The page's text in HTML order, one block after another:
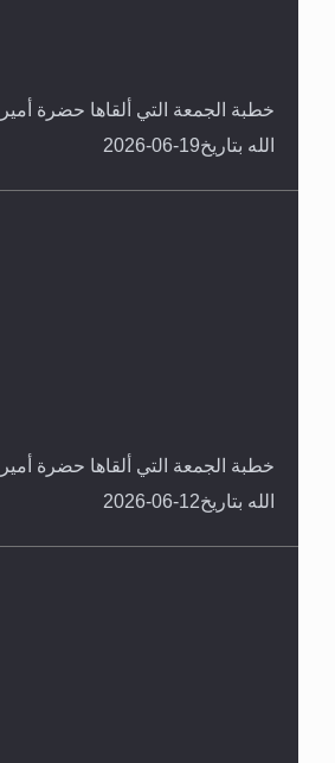
خطبة الجمعة التي ألقاها حضرة أمير
الله بتاريخ19-06-2026
خطبة الجمعة التي ألقاها حضرة أمير
الله بتاريخ12-06-2026